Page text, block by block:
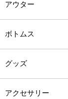
アウター
ボトムス
グッズ
アクセサリー